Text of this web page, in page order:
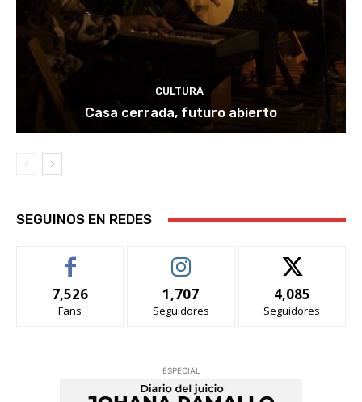
CULTURA
Casa cerrada, futuro abierto
SEGUINOS EN REDES
7,526
Fans
1,707
Seguidores
4,085
Seguidores
ESPECIAL